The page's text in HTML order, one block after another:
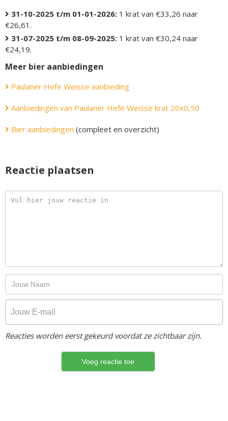
31-10-2025 t/m 01-01-2026: 1 krat van €33,26 naar
€26,61.
31-07-2025 t/m 08-09-2025: 1 krat van €30,24 naar
€24,19.
Meer bier aanbiedingen
Paulaner Hefe Weisse aanbieding
Aanbiedingen van Paulaner Hefe Weisse krat 20x0,50
Bier aanbiedingen (compleet en overzicht)
Reactie plaatsen
Reacties worden eerst gekeurd voordat ze zichtbaar zijn.